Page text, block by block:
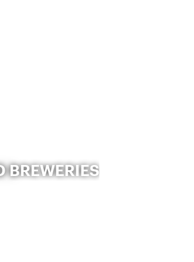
BREWERIES